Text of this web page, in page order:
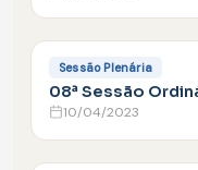
FACEBOOK
Sessão Plenária
08ª Sessão
10/04/2023